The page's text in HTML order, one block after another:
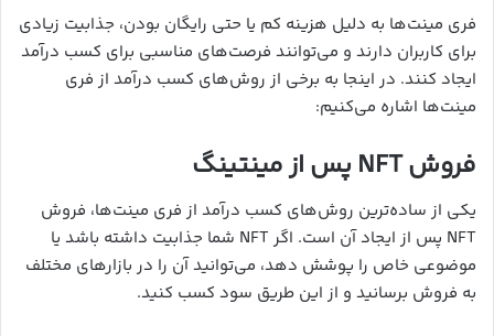
فری مینت‌ها به دلیل هزینه کم یا حتی رایگان بودن، جذابیت زیادی
برای کاربران دارند و می‌توانند فرصت‌های مناسبی برای کسب درآمد
ایجاد کنند. در اینجا به برخی از روش‌های کسب درآمد از فری
مینت‌ها اشاره می‌کنیم:
فروش NFT پس از مینتینگ
یکی از ساده‌ترین روش‌های کسب درآمد از فری مینت‌ها، فروش
NFT پس از ایجاد آن است. اگر NFT شما جذابیت داشته باشد یا
موضوعی خاص را پوشش دهد، می‌توانید آن را در بازارهای مختلف
به فروش برسانید و از این طریق سود کسب کنید.